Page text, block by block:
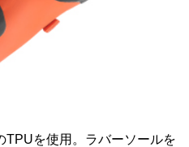
TPUを使用。ラバーソールを